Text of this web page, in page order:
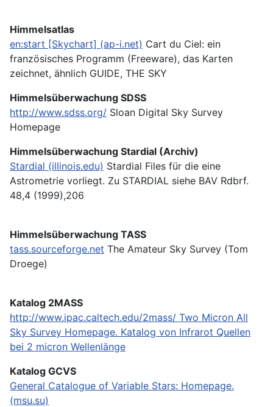
Himmelsatlas
en:start [Skychart] (ap-i.net) Cart du Ciel: ein
französisches Programm (Freeware), das Karten
zeichnet, ähnlich GUIDE, THE SKY
Himmelsüberwachung SDSS
http://www.sdss.org/ Sloan Digital Sky Survey
Homepage
Himmelsüberwachung Stardial (Archiv)
Stardial (illinois.edu) Stardial Files für die eine
Astrometrie vorliegt. Zu STARDIAL siehe BAV Rdbrf.
48,4 (1999),206
Himmelsüberwachung TASS
tass.sourceforge.net The Amateur Sky Survey (Tom
Droege)
Katalog 2MASS
http://www.ipac.caltech.edu/2mass/ Two Micron All
Sky Survey Homepage. Katalog von Infrarot Quellen
bei 2 micron Wellenlänge
Katalog GCVS
General Catalogue of Variable Stars: Homepage.
(msu.su)